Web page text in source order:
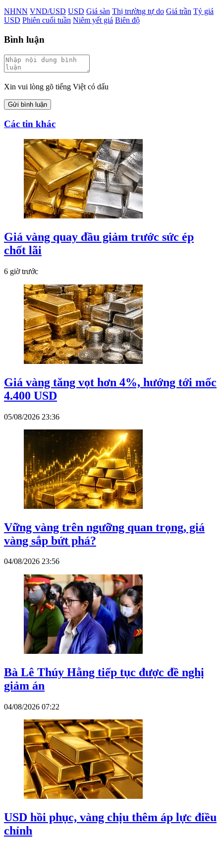
NHNN VND/USD USD Giá sàn Thị trường tự do Giá trần Tỷ giá
USD Phiên cuối tuần Niêm yết giá Biên độ
Bình luận
Xin vui lòng gõ tiếng Việt có dấu
Gửi bình luận
Các tin khác
Giá vàng quay đầu giảm trước sức ép
chốt lãi
6 giờ trước
Giá vàng tăng vọt hơn 4%, hướng tới mốc
4.400 USD
05/08/2026 23:36
Vững vàng trên ngưỡng quan trọng, giá
vàng sắp bứt phá?
04/08/2026 23:56
Bà Lê Thúy Hằng tiếp tục được đề nghị
giảm án
04/08/2026 07:22
USD hồi phục, vàng chịu thêm áp lực điều
chỉnh